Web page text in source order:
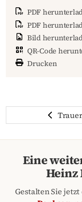
PDF
PDF
Bild
QR-Code
Drucken
Eine
Gestalten Sie